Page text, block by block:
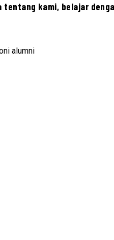
tentang kami, belajar
alumni